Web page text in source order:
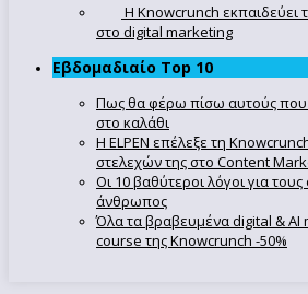
Η Knowcrunch εκπαιδεύει
στο digital marketing
Εβδομαδιαίο Top 10
Πως θα φέρω πίσω αυτούς που
στο καλάθι
Η ELPEN επέλεξε τη
στελεχών της στο Content
Οι 10 βαθύτεροι λόγοι για
άνθρωπος
Όλα τα βραβευμένα digital &
course της Knowcrunch -50%